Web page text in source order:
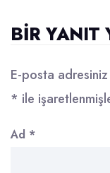
BIR YANIT
E-posta
* ile
Ad *